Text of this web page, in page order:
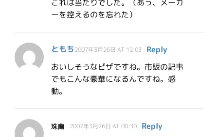
これは当たりでした。（あっ、メーカ
ーを控えるのを忘れた）
ともち2007年3月26日 AT 12:03
Reply
おいしそうなピザですね。市販の記事
でもこんな豪華になるんですね。感
動。
珠蘭 2007年3月26日 AT 00:30
Reply